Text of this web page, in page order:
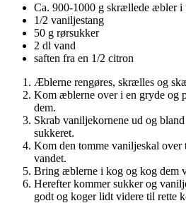
Ca. 900-1000 g skrællede æbler i
1/2 vaniljestang
50 g rørsukker
2 dl vand
saften fra en 1/2 citron
Æblerne rengøres, skrælles og
Kom æblerne over i en gryde og
dem.
Skrab vaniljekornene ud og
sukkeret.
Kom den tomme vaniljeskal over
vandet.
Bring æblerne i kog og kog dem
Herefter kommer sukker og
godt og koger lidt videre til rette